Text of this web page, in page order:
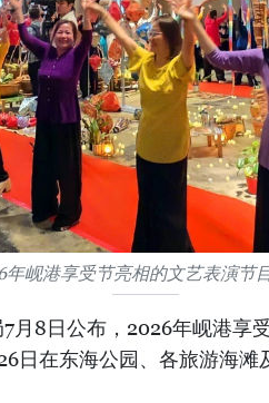
年岘港享受节亮相的文艺表演节
月8日公布，2026年岘港享
日在东海公园、各旅游海滩